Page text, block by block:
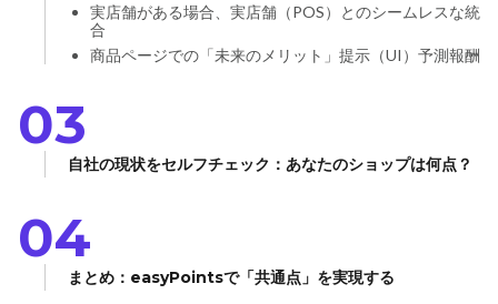
実店舗がある場合、実店舗（POS）とのシームレスな統
合
商品ページでの「未来のメリット」提示（UI）予測報酬
03
自社の現状をセルフチェック：あなたのショップは何点？
04
まとめ：easyPointsで「共通点」を実現する